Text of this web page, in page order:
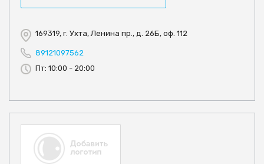
169319, г. Ухта, Ленина пр., д. 26Б, оф. 112
89121097562
Пт: 10:00 - 20:00